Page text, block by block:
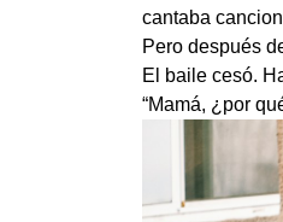
cantaba
Pero después
El baile cesó.
“Mamá, ¿por